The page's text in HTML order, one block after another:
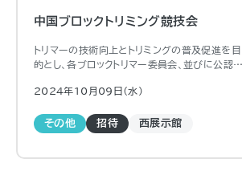
中国ブロックトリミング競技会
トリマーの技術向上とトリミングの普及促進を目
的とし、各ブロックトリマー委員会、並びに公認ト
部競技大会の地区予選として開催
2024年10月09日（水)
その他 招待 西展示館